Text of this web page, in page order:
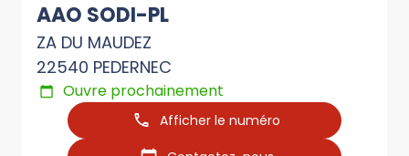
AAO SODI-PL
ZA DU MAUDEZ
22540 PEDERNEC
Ouvre prochainement
Afficher le numéro